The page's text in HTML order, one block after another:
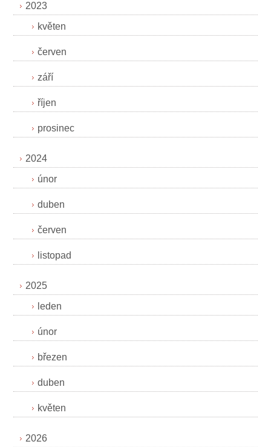
2023
květen
červen
září
říjen
prosinec
2024
únor
duben
červen
listopad
2025
leden
únor
březen
duben
květen
2026